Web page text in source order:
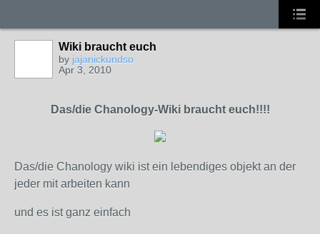
Wiki braucht euch
by jajanickundso
Apr 3, 2010
Das/die Chanology-Wiki braucht euch!!!!
Das/die Chanology wiki ist ein lebendiges objekt an der
jeder mit arbeiten kann
und es ist ganz einfach